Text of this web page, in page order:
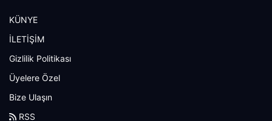
KÜNYE
İLETİŞİM
Gizlilik Politikası
Üyelere Özel
Bize Ulaşın
RSS